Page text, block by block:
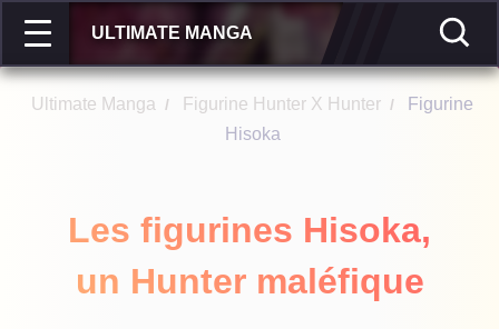
ULTIMATE MANGA
Ultimate Manga / Figurine Hunter X Hunter /
Figurine
Hisoka
Les figurines Hisoka,
un Hunter maléfique